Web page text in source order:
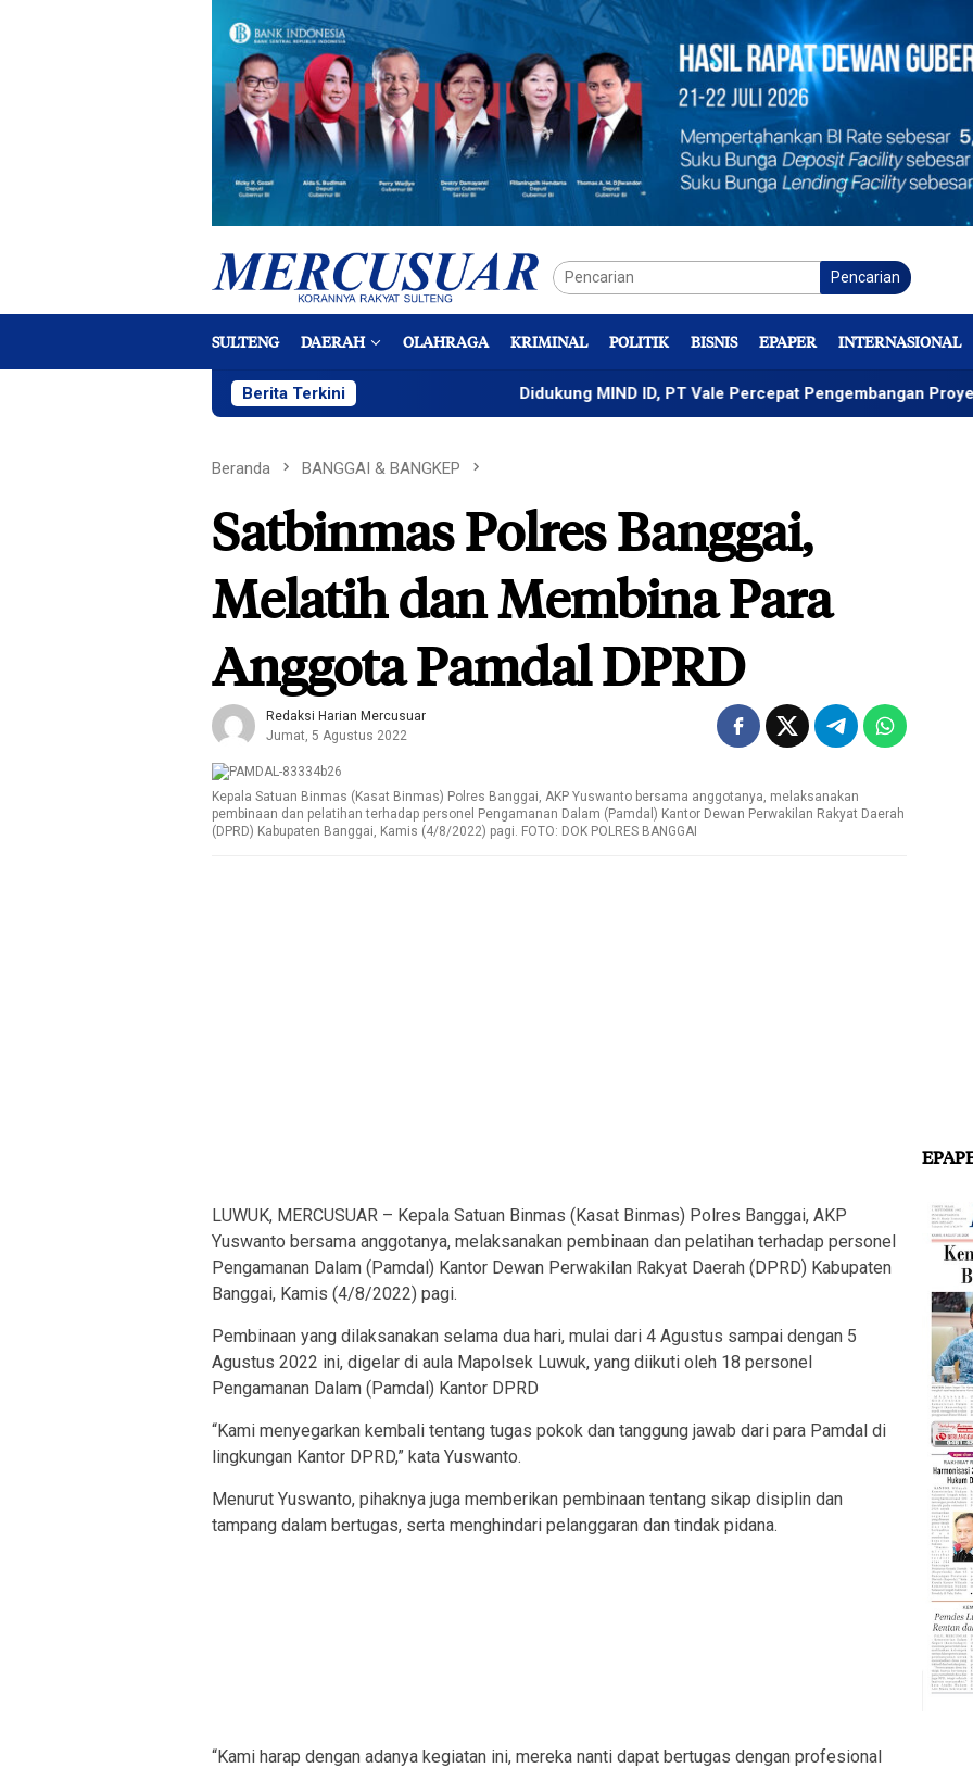
Pencarian
SULTENG DAERAH OLAHRAGA KRIMINAL POLITIK BISNIS EPAPER INTERNASIONAL
Berita Terkini Didukung MIND ID, PT Vale Percepat Pengembangan Proyek
Beranda BANGGAI & BANGKEP
Satbinmas Polres Banggai,
Melatih dan Membina Para
Anggota Pamdal DPRD
Redaksi Harian Mercusuar
Jumat, 5 Agustus 2022
Kepala Satuan Binmas (Kasat Binmas) Polres Banggai, AKP Yuswanto bersama anggotanya, melaksanakan
pembinaan dan pelatihan terhadap personel Pengamanan Dalam (Pamdal) Kantor Dewan Perwakilan Rakyat Daerah
(DPRD) Kabupaten Banggai, Kamis (4/8/2022) pagi. FOTO: DOK POLRES BANGGAI
LUWUK, MERCUSUAR – Kepala Satuan Binmas (Kasat Binmas) Polres Banggai, AKP
Yuswanto bersama anggotanya, melaksanakan pembinaan dan pelatihan terhadap personel
Pengamanan Dalam (Pamdal) Kantor Dewan Perwakilan Rakyat Daerah (DPRD) Kabupaten
Banggai, Kamis (4/8/2022) pagi.
Pembinaan yang dilaksanakan selama dua hari, mulai dari 4 Agustus sampai dengan 5
Agustus 2022 ini, digelar di aula Mapolsek Luwuk, yang diikuti oleh 18 personel
Pengamanan Dalam (Pamdal) Kantor DPRD
“Kami menyegarkan kembali tentang tugas pokok dan tanggung jawab dari para Pamdal di
lingkungan Kantor DPRD,” kata Yuswanto.
Menurut Yuswanto, pihaknya juga memberikan pembinaan tentang sikap disiplin dan
tampang dalam bertugas, serta menghindari pelanggaran dan tindak pidana.
“Kami harap dengan adanya kegiatan ini, mereka nanti dapat bertugas dengan profesional